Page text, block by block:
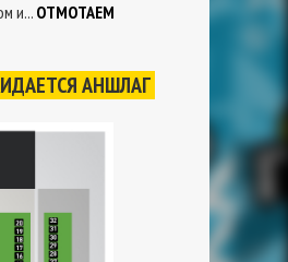
и...ОТМОТАЕМ
АНШЛАГ